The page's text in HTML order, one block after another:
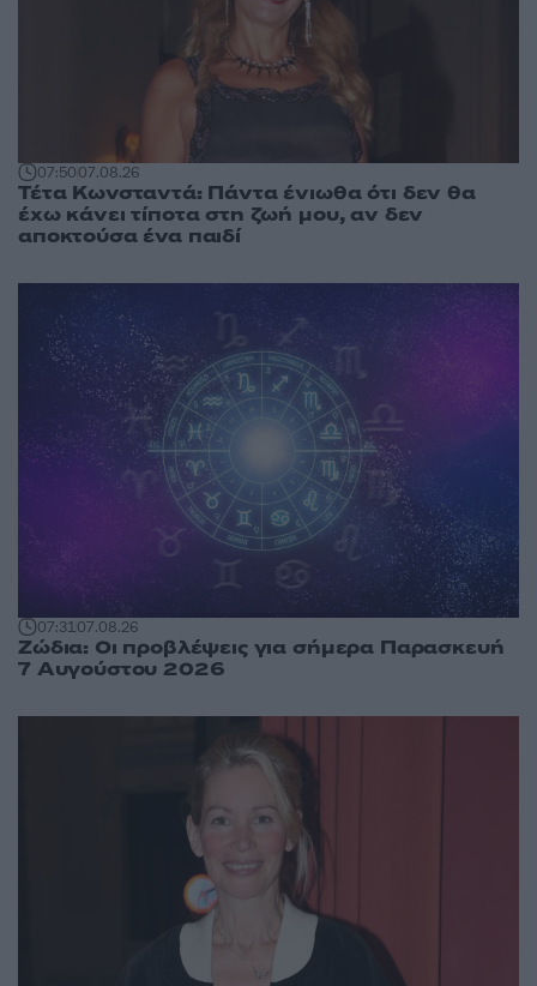
07:5007.08.26
Τέτα Κωνσταντά: Πάντα ένιωθα ότι δεν θα
έχω κάνει τίποτα στη ζωή μου, αν δεν
αποκτούσα ένα παιδί
07:3107.08.26
Ζώδια: Οι προβλέψεις για σήμερα Παρασκευή
7 Αυγούστου 2026